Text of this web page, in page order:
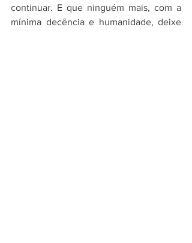
continuar. E que ninguém mais, com a
mínima decência e humanidade, deixe